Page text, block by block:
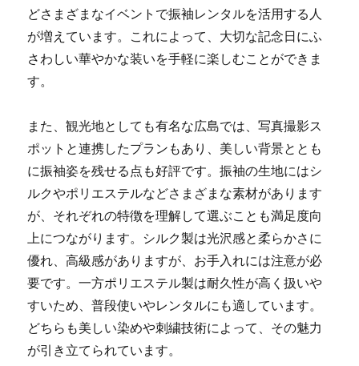
どさまざまなイベントで振袖レンタルを活用する人
が増えています。これによって、大切な記念日にふ
さわしい華やかな装いを手軽に楽しむことができま
す。
また、観光地としても有名な広島では、写真撮影ス
ポットと連携したプランもあり、美しい背景ととも
に振袖姿を残せる点も好評です。振袖の生地にはシ
ルクやポリエステルなどさまざまな素材があります
が、それぞれの特徴を理解して選ぶことも満足度向
上につながります。シルク製は光沢感と柔らかさに
優れ、高級感がありますが、お手入れには注意が必
要です。一方ポリエステル製は耐久性が高く扱いや
すいため、普段使いやレンタルにも適しています。
どちらも美しい染めや刺繍技術によって、その魅力
が引き立てられています。